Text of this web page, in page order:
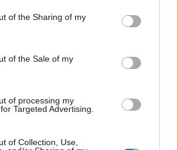
or usage behaviour. You may click to
to Google and its third-party tags to
specified purposes in below Google
of the Sharing of my
of the Sale of my
of processing my
Targeted Advertising.
of Collection, Use,